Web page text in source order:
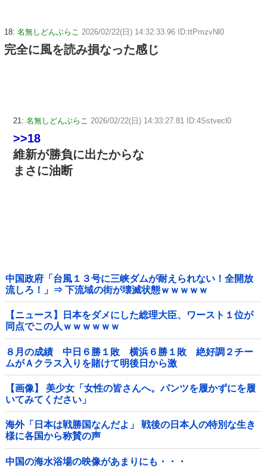
18: 名無しどんぶらこ 2026/02/22(日) 14:32:33.96 ID:ttPmzvNl0
完全に風を読み損なった感じ
21: 名無しどんぶらこ 2026/02/22(日) 14:33:27.81 ID:4Sstvecl0
>>18
維新が勝負に出たからな
まさに油断
中国政府「台風１３号に三峡ダムが耐えられない！全開放
流しろ！」⇒ 下流域の街が壊滅状態ｗｗｗｗｗ
【ニュース】日本をダメにした総理大臣、ワースト１位が
同点でこの人ｗｗｗｗｗｗ
８月の成績 中日６勝１敗 横浜６勝１敗 絶好調２チー
ムがＡクラス入りを賭けて明後日から激
突！！！！！！！！！他
【画像】 美少女「女性の皆さんへ。パンツを履かずにを履
いてみてください」
海外「日本は戦勝国なんだよ」 戦後の日本人の特別な生き
様に各国から称賛の声
中国の海水浴場の映像があまりにも・・・